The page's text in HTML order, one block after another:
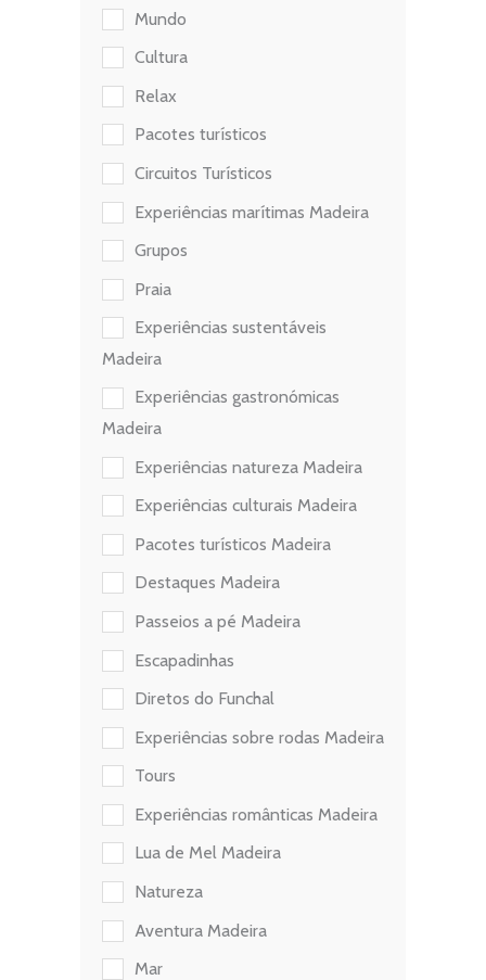
Mundo
Cultura
Relax
Pacotes turísticos
Circuitos Turísticos
Experiências marítimas Madeira
Grupos
Praia
Experiências sustentáveis
Madeira
Experiências gastronómicas
Madeira
Experiências natureza Madeira
Experiências culturais Madeira
Pacotes turísticos Madeira
Destaques Madeira
Passeios a pé Madeira
Escapadinhas
Diretos do Funchal
Experiências sobre rodas Madeira
Tours
Experiências românticas Madeira
Lua de Mel Madeira
Natureza
Aventura Madeira
Mar